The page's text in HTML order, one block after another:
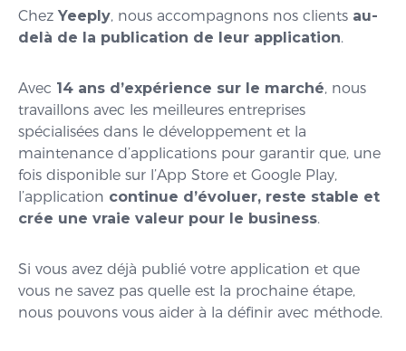
Chez Yeeply, nous accompagnons nos clients au-
delà de la publication de leur application.
Avec 14 ans d’expérience sur le marché, nous
travaillons avec les meilleures entreprises
spécialisées dans le développement et la
maintenance d’applications pour garantir que, une
fois disponible sur l’App Store et Google Play,
l’application continue d’évoluer, reste stable et
crée une vraie valeur pour le business.
Si vous avez déjà publié votre application et que
vous ne savez pas quelle est la prochaine étape,
nous pouvons vous aider à la définir avec méthode.